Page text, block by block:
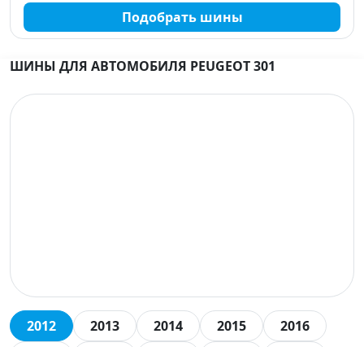
Подобрать шины
ШИНЫ ДЛЯ АВТОМОБИЛЯ PEUGEOT 301
2012 2013 2014 2015
2016